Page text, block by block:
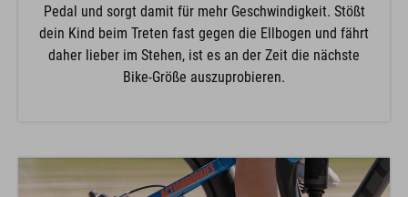
Pedal und sorgt damit für mehr Geschwindigkeit. Stößt
dein Kind beim Treten fast gegen die Ellbogen und fährt
daher lieber im Stehen, ist es an der Zeit die nächste
Bike-Größe auszuprobieren.